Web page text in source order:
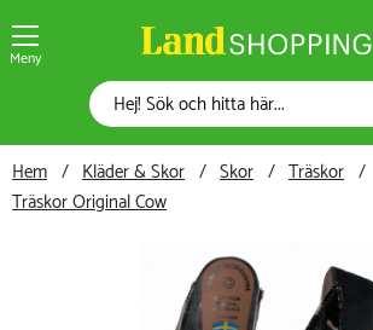
Meny
Hem Kläder & Skor Skor
Träskor
Träskor Original Cow